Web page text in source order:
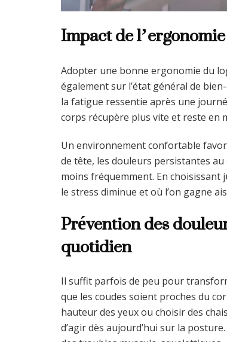
Impact de
Adopter une bonne ergonomie du
également sur l’état général de
la fatigue ressentie après une
corps récupère plus vite et reste en
Un environnement confortable
de tête, les douleurs persistantes
moins fréquemment. En choisissant
le stress diminue et où l’on gagne
Prévention des
quotidien
Il suffit parfois de peu pour
que les coudes soient proches du
hauteur des yeux ou choisir des
d’agir dès aujourd’hui sur la